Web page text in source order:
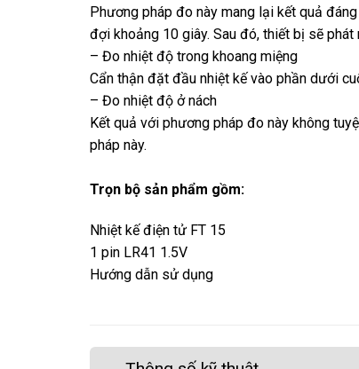
Phương pháp đo này mang lại kết quả
đợi khoảng 10 giây. Sau đó, thiết bị sẽ
– Đo nhiệt độ trong khoang miệng
Cẩn thận đặt đầu nhiệt kế vào phần dưới
– Đo nhiệt độ ở nách
Kết quả với phương pháp đo này không
pháp này.
Trọn bộ sản phẩm gồm:
Nhiệt kế điện tử FT 15
1 pin LR41 1.5V
Hướng dẫn sử dụng